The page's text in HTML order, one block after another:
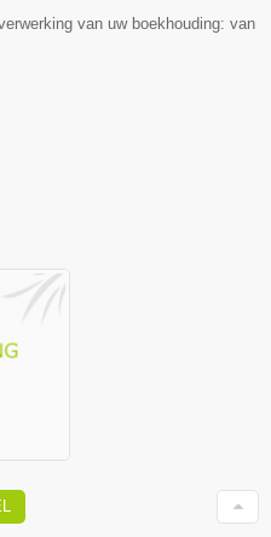
van uw boekhouding: van